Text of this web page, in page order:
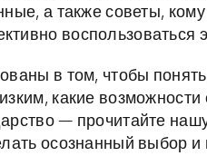
а также советы,
воспользоваться
в том, чтобы
какие возможности
— прочитайте
осознанный выбор